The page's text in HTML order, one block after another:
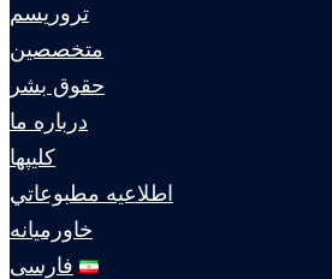
تروريسم
متخصصين
حقوق بشر
درباره ما
كليپها
اطلاعيه مطبوعاتي
خاورميانه
فارسی